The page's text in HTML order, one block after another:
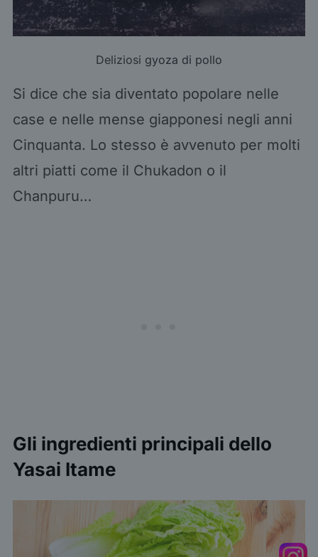
Deliziosi gyoza di pollo
Si dice che sia diventato popolare nelle
case e nelle mense giapponesi negli anni
Cinquanta. Lo stesso è avvenuto per molti
altri piatti come il Chukadon o il
Chanpuru…
Gli ingredienti principali dello
Yasai Itame